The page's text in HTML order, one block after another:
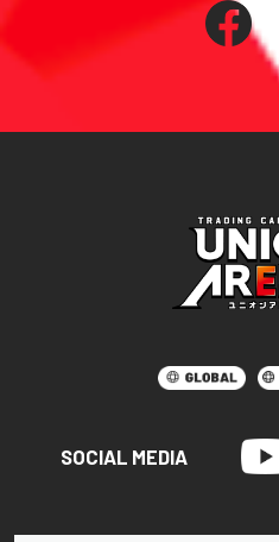
SOCIAL MEDIA